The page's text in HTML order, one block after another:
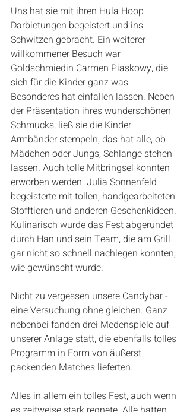
Uns hat sie mit ihren Hula Hoop
Darbietungen begeistert und ins
Schwitzen gebracht. Ein weiterer
willkommener Besuch war
Goldschmiedin Carmen Piaskowy, die
sich für die Kinder ganz was
Besonderes hat einfallen lassen. Neben
der Präsentation ihres wunderschönen
Schmucks, ließ sie die Kinder
Armbänder stempeln, das hat alle, ob
Mädchen oder Jungs, Schlange stehen
lassen. Auch tolle Mitbringsel konnten
erworben werden. Julia Sonnenfeld
begeisterte mit tollen, handgearbeiteten
Stofftieren und anderen Geschenkideen.
Kulinarisch wurde das Fest abgerundet
durch Han und sein Team, die am Grill
gar nicht so schnell nachlegen konnten,
wie gewünscht wurde.
Nicht zu vergessen unsere Candybar -
eine Versuchung ohne gleichen. Ganz
nebenbei fanden drei Medenspiele auf
unserer Anlage statt, die ebenfalls tolles
Programm in Form von äußerst
packenden Matches lieferten.
Alles in allem ein tolles Fest, auch wenn